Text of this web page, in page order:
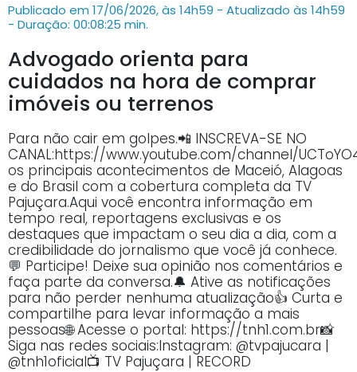
Publicado em 17/06/2026, às 14h59 - Atualizado às 14h59
- Duração: 00:08:25 min.
Advogado orienta para
cuidados na hora de comprar
imóveis ou terrenos
Para não cair em golpes.📲 INSCREVA-SE NO
CANAL:https://www.youtube.com/channel/
os principais acontecimentos de Maceió, Alagoas
e do Brasil com a cobertura completa da TV
Pajuçara.Aqui você encontra informação em
tempo real, reportagens exclusivas e os
destaques que impactam o seu dia a dia, com a
credibilidade do jornalismo que você já conhece.
💬 Participe! Deixe sua opinião nos comentários e
faça parte da conversa.🔔 Ative as notificações
para não perder nenhuma atualização👍 Curta e
compartilhe para levar informação a mais
pessoas🌐 Acesse o portal: https://tnh1.com.br📸
Siga nas redes sociais:Instagram: @tvpajucara |
@tnh1oficial📺 TV Pajuçara | RECORD